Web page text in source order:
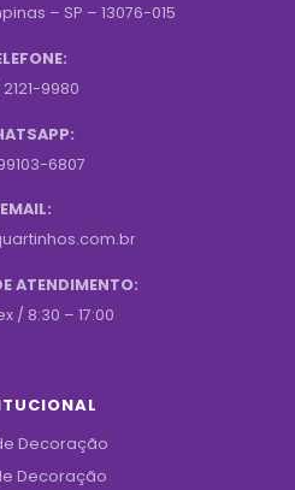
– SP – 13076-015
2121-9980
6807
EMAIL:
ATENDIMENTO:
/ 8:30 – 17:00
Decoração
Decoração